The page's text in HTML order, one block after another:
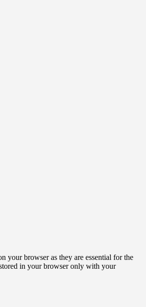
your browser as they are essential for the
in your browser only with your